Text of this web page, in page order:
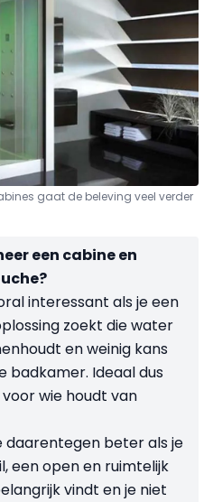
gaat de beleving veel verder
een cabine en
interessant als je een
zoekt die water
en weinig kans
badkamer. Ideaal dus
wie houdt van
daarentegen beter als je
een open en ruimtelijk
vindt en je niet